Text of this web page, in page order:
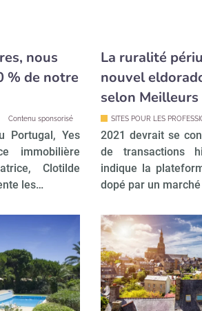
nous
% de notre
Contenu sponsorisé
Portugal, Yes
immobilière
Clotilde
les…
La ruralité
nouvel
selon
SITES POUR LES
2021 devrait se
de transactions
indique la
dopé par un